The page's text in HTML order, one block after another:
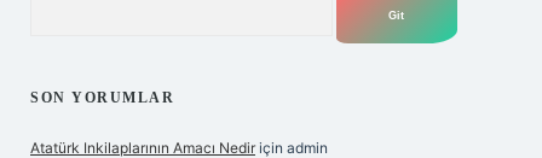
SON YORUMLAR
Atatürk Inkilaplarının Amacı Nedir için admin